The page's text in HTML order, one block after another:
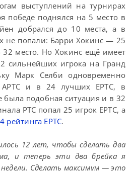
выступлений на турнирах
победе поднялся на 5 место в
добрался до 10 места, а в
не попали: Барри Хокинс — 25
место. Но Хокинс ещё имеет
сильнейших игрока на Гранд
Марк Селби одновременно
и в 24 лучших EPTC, в
была подобная ситуация и в 32
PTC попал 25 игрок EPTC, а
рейтинга EPTC.
12 лет, чтобы сделать два
и теперь эти два брейка я
. Сделать максимум — это